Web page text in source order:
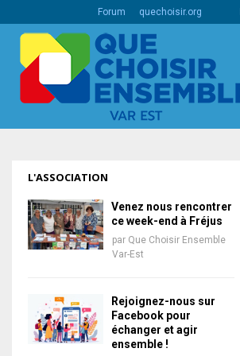
Forum quechoisir.org
barres internationaux
L'ASSOCIATION
Venez nous rencontrer
ce week-end à Fréjus
par Que Choisir Ensemble
Var-Est
Rejoignez-nous sur
Facebook pour
échanger et agir
ensemble !